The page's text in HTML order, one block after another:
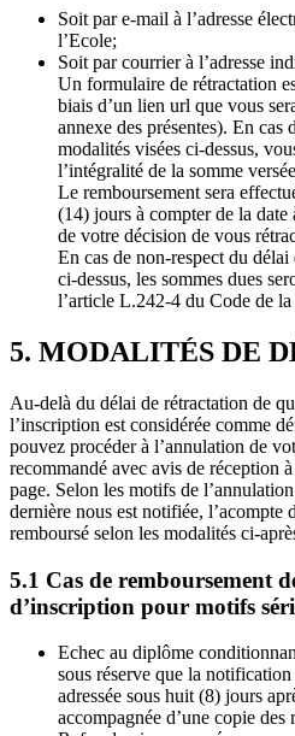
Soit par e-mail à l’adresse
l’Ecole;
Soit par courrier à l’adresse
Un formulaire de rétractation
biais d’un lien url que vous
annexe des présentes). En cas
modalités visées ci-dessus,
l’intégralité de la somme
Le remboursement sera
(14) jours à compter de la
de votre décision de vous
En cas de non-respect du
ci-dessus, les sommes dues
l’article L.242-4 du Code de
5. MODALITÉS DE
Au-delà du délai de rétractation de
l’inscription est considérée comme
pouvez procéder à l’annulation de
recommandé avec avis de réception
page. Selon les motifs de
dernière nous est notifiée, l’acompte
remboursé selon les modalités ci-
5.1 Cas de remboursement
d’inscription pour motifs
Echec au diplôme
sous réserve que la
adressée sous huit (8) jours
accompagnée d’une copie des